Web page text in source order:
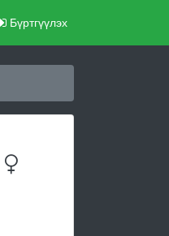
Бүртгүүлэх